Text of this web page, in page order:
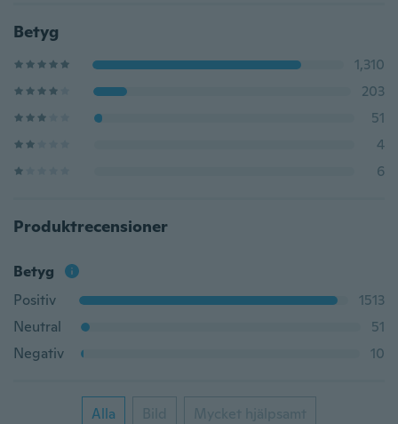
Betyg
1,310
203
51
4
6
Produktrecensioner
Betyg
Positiv
1513
Neutral
51
Negativ
10
Alla Bild Mycket hjälpsamt